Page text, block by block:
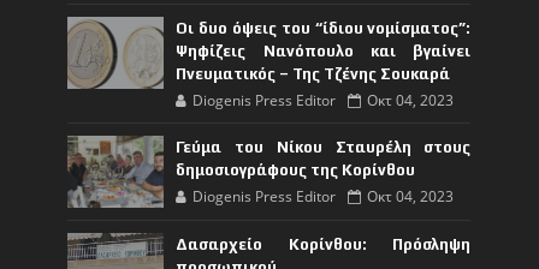
Οι δυο όψεις του “ίδιου νομίσματος”:
Ψηφίζεις Νανόπουλο και βγαίνει
Πνευματικός – Της Τζένης Σουκαρά
Diogenis Press Editor Οκτ 04, 2023
Γεύμα του Νίκου Σταυρέλη στους
δημοσιογράφους της Κορίνθου
Diogenis Press Editor Οκτ 04, 2023
Δασαρχείο Κορίνθου: Πρόσληψη